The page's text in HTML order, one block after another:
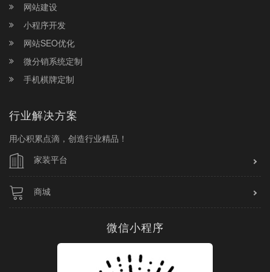
网站建设
小程序开发
网站SEO优化
微分销系统定制
手机棋牌定制
行业解决方案
用心积累点滴，创造行业精品！
家装平台
商城
微信小程序